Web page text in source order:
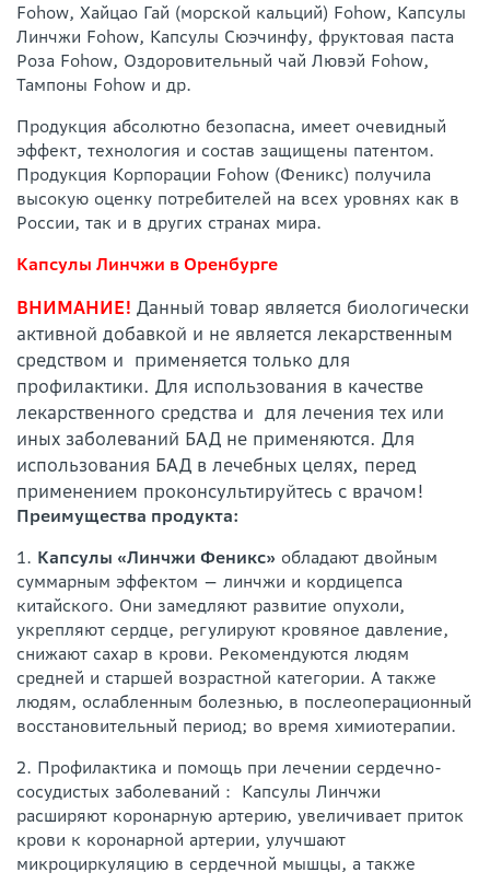
Fohow, Хайцао Гай (морской кальций) Fohow, Капсулы
Линчжи Fohow, Капсулы Сюэчинфу, фруктовая паста
Роза Fohow, Оздоровительный чай Лювэй Fohow,
Тампоны Fohow и др.
Продукция абсолютно безопасна, имеет очевидный
эффект, технология и состав защищены патентом.
Продукция Корпорации Fohow (Феникс) получила
высокую оценку потребителей на всех уровнях как в
России, так и в других странах мира.
Капсулы Линчжи в Оренбурге
ВНИМАНИЕ! Данный товар является биологически
активной добавкой и не является лекарственным
средством и применяется только для
профилактики. Для использования в качестве
лекарственного средства и для лечения тех или
иных заболеваний БАД не применяются. Для
использования БАД в лечебных целях, перед
применением проконсультируйтесь с врачом!
Преимущества продукта:
1. Капсулы «Линчжи Феникс» обладают двойным
суммарным эффектом — линчжи и кордицепса
китайского. Они замедляют развитие опухоли,
укрепляют сердце, регулируют кровяное давление,
снижают сахар в крови. Рекомендуются людям
средней и старшей возрастной категории. А также
людям, ослабленным болезнью, в послеоперационный
восстановительный период; во время химиотерапии.
2. Профилактика и помощь при лечении сердечно-
сосудистых заболеваний： Капсулы Линчжи
расширяют коронарную артерию, увеличивает приток
крови к коронарной артерии, улучшают
микроциркуляцию в сердечной мышцы, а также